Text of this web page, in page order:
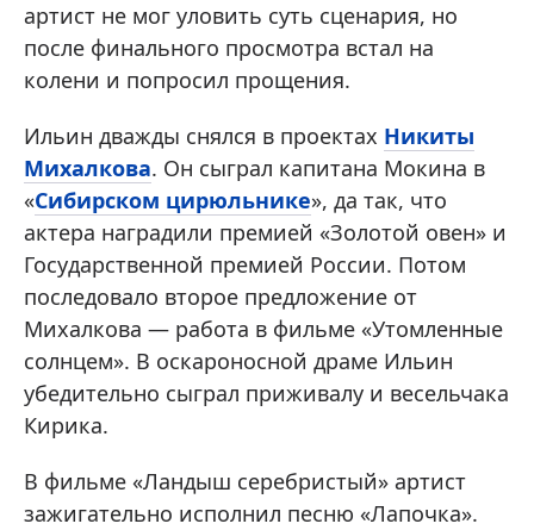
артист не мог уловить суть сценария, но
после финального просмотра встал на
колени и попросил прощения.
Ильин дважды снялся в проектах Никиты
Михалкова. Он сыграл капитана Мокина в
«Сибирском цирюльнике», да так, что
актера наградили премией «Золотой овен» и
Государственной премией России. Потом
последовало второе предложение от
Михалкова — работа в фильме «Утомленные
солнцем». В оскароносной драме Ильин
убедительно сыграл приживалу и весельчака
Кирика.
В фильме «Ландыш серебристый» артист
зажигательно исполнил песню «Лапочка».